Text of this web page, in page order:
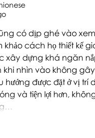
có dịp ghé vào xem
khảo cách họ thiết kế
xây dựng khá ngăn
khi nhìn vào không
hướng được đặt ở vị
và tiện lợi hơn,